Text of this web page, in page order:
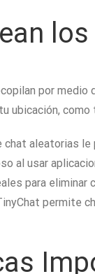
por medio
ubicación,
chat aleatorias
al usar
para
permite